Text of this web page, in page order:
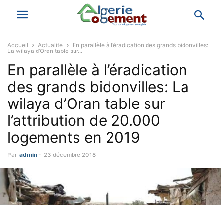
Accueil Actualite
En parallèle à l’éradication des grands bidonvilles:
La wilaya d’Oran table sur...
En parallèle à l’éradication
des grands bidonvilles: La
wilaya d’Oran table sur
l’attribution de 20.000
logements en 2019
Par admin - 23 décembre 2018